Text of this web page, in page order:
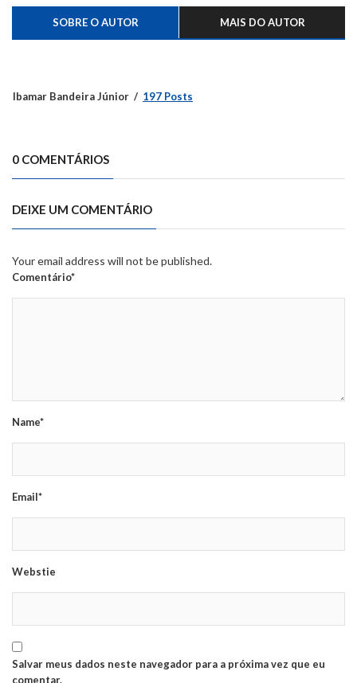
SOBRE O AUTOR MAIS DO AUTOR
Ibamar Bandeira Júnior 197 Posts
0 COMENTÁRIOS
DEIXE UM COMENTÁRIO
Your email address will not be published.
Comentário*
Name*
Email*
Webstie
Salvar meus dados neste navegador para a próxima vez que eu
comentar.